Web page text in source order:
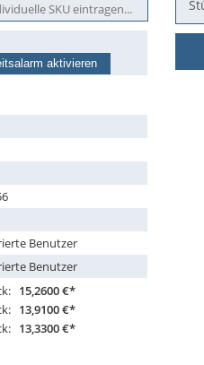
aktivieren
Benutzer
Benutzer
15,2600 €*
13,9100 €*
13,3300 €*